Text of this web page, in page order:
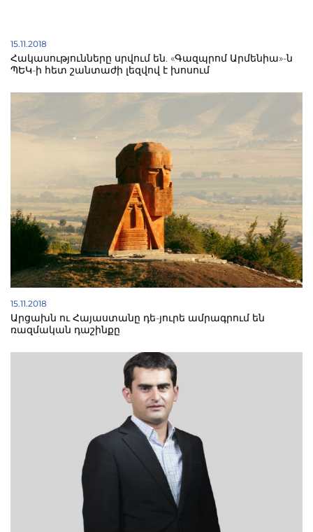
15.11.2018
Հակասությունները սրվում են. «Գազպրոմ Արմենիա»-ն
ՊԵԿ-ի հետ շանտաժի լեզվով է խոսում
15.11.2018
Արցախն ու Հայաստանը դե-յուրե ամրագրում են
ռազմական դաշինքը